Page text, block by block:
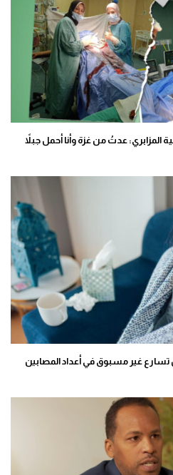
المزابري: عدتُ من غزة وأنا أحمل جبلاً
تسارع غير مسبوق في أعداد المصابين